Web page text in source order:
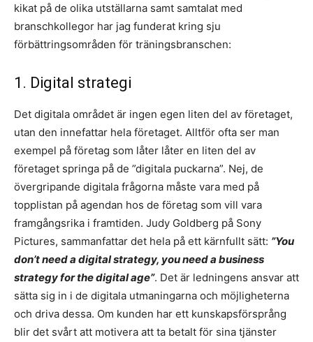
kikat på de olika utställarna samt samtalat med
branschkollegor har jag funderat kring sju
förbättringsområden för träningsbranschen:
1. Digital strategi
Det digitala området är ingen egen liten del av företaget,
utan den innefattar hela företaget. Alltför ofta ser man
exempel på företag som låter låter en liten del av
företaget springa på de ”digitala puckarna”. Nej, de
övergripande digitala frågorna måste vara med på
topplistan på agendan hos de företag som vill vara
framgångsrika i framtiden. Judy Goldberg på Sony
Pictures, sammanfattar det hela på ett kärnfullt sätt: ”You
don’t need a digital strategy, you need a business
strategy for the digital age”. Det är ledningens ansvar att
sätta sig in i de digitala utmaningarna och möjligheterna
och driva dessa. Om kunden har ett kunskapsförsprång
blir det svårt att motivera att ta betalt för sina tjänster